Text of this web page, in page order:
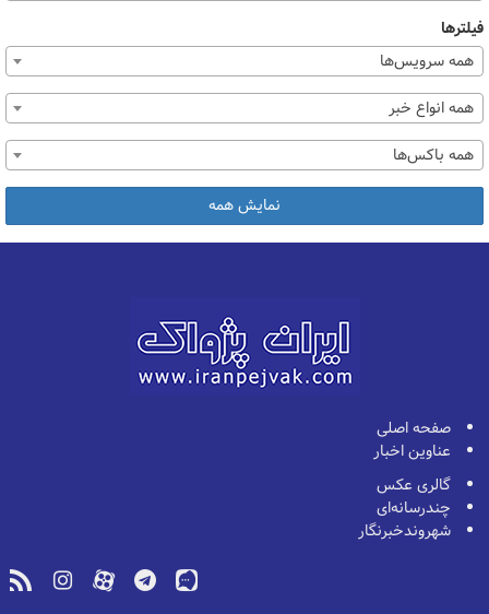
فیلترها
همه سرویس‌ها
همه انواع خبر
همه باکس‌ها
نمایش همه
صفحه اصلی
عناوین اخبار
گالری عکس
چندرسانه‌ای
شهروندخبرنگار